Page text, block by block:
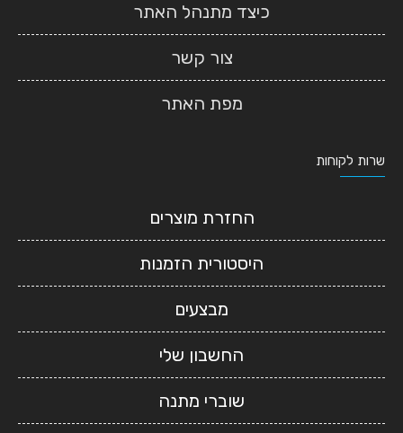
כיצד מתנהל האתר
צור קשר
מפת האתר
שרות לקוחות
החזרת מוצרים
היסטורית הזמנות
מבצעים
החשבון שלי
שוברי מתנה